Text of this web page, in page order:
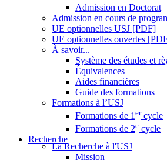
Admission en Doctorat
Admission en cours de
UE optionnelles USJ [PDF]
UE optionnelles ouvertes
À savoir...
Système des études et
Équivalences
Aides financières
Guide des formations
Formations à l’USJ
Formations de 1 ercycle
Formations de 2e cycle
Recherche
La Recherche à l'USJ
Mission